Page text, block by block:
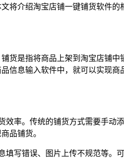
将介绍淘宝店铺一键铺货软件的
货是指将商品上架到淘宝店铺中
信息输入软件中，就可以实现商
效率。传统的铺货方式需要手动
品铺货。
填写错误、图片上传不规范等。